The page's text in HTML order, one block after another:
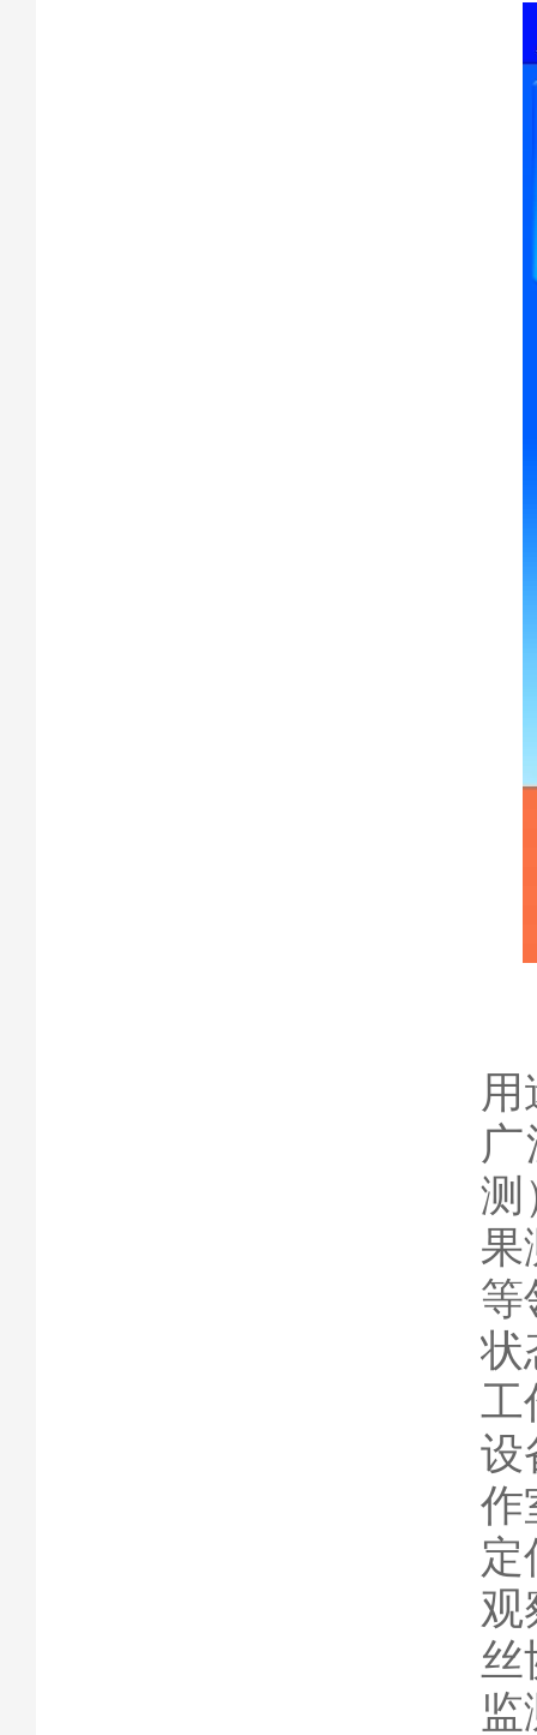
用
测
果
等
状
工
设
作
观
丝